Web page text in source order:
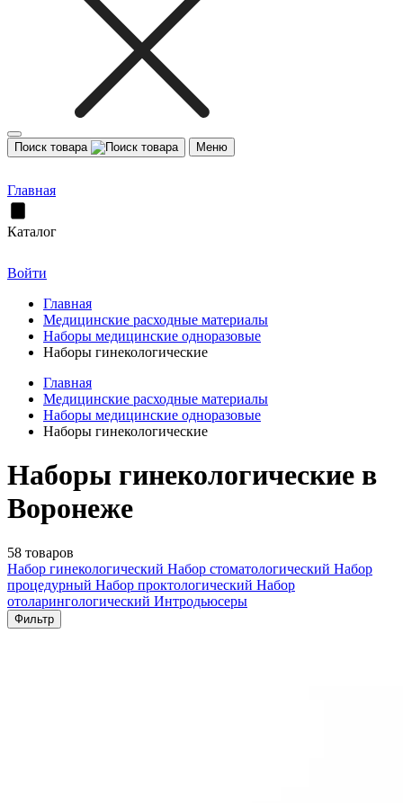
Поиск товара Меню
Главная
Каталог
Войти
Главная
Медицинские расходные материалы
Наборы медицинские одноразовые
Наборы гинекологические
Главная
Медицинские расходные материалы
Наборы медицинские одноразовые
Наборы гинекологические
Наборы гинекологические в
Воронеже
58 товаров
Набор гинекологический Набор стоматологический Набор
процедурный Набор проктологический Набор
отоларингологический Интродьюсеры
Фильтр